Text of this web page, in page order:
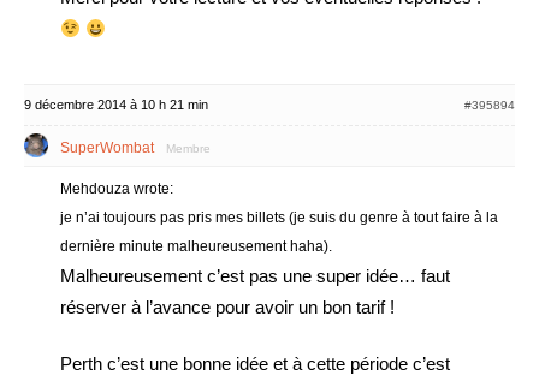
9 décembre 2014 à 10 h 21 min #395894
SuperWombat Membre
Mehdouza wrote:
je n’ai toujours pas pris mes billets (je suis du genre à tout faire à la
dernière minute malheureusement haha).
Malheureusement c’est pas une super idée… faut
réserver à l’avance pour avoir un bon tarif !
Perth c’est une bonne idée et à cette période c’est